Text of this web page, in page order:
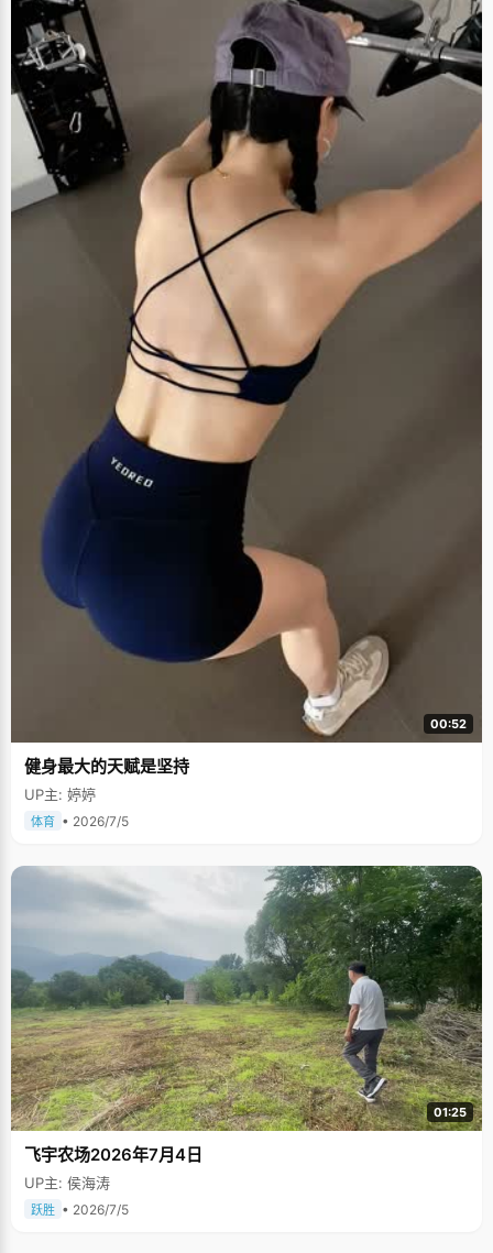
00:52
健身最大的天赋是坚持
UP主: 婷婷
体育 • 2026/7/5
01:25
飞宇农场2026年7月4日
UP主: 侯海涛
跃胜 • 2026/7/5